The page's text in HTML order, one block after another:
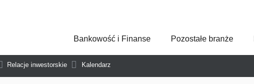
Asseco Poland
Asseco Eastern Europe
Asseco Spain
Asseco Central Europe
Bankowość i Finanse Pozostałe branże
Relacje inwestorskie Kalendarz